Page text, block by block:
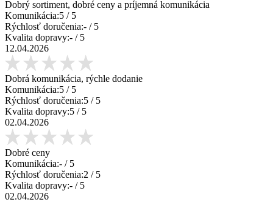
Dobrý sortiment, dobré ceny a príjemná komunikácia
Komunikácia:5 / 5
Rýchlosť doručenia:- / 5
Kvalita dopravy:- / 5
12.04.2026
Dobrá komunikácia, rýchle dodanie
Komunikácia:5 / 5
Rýchlosť doručenia:5 / 5
Kvalita dopravy:5 / 5
02.04.2026
Dobré ceny
Komunikácia:- / 5
Rýchlosť doručenia:2 / 5
Kvalita dopravy:- / 5
02.04.2026